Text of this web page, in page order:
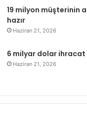
19 milyon müşterinin
hazır
Haziran 21, 2026
6 milyar dolar ihracat
Haziran 21, 2026